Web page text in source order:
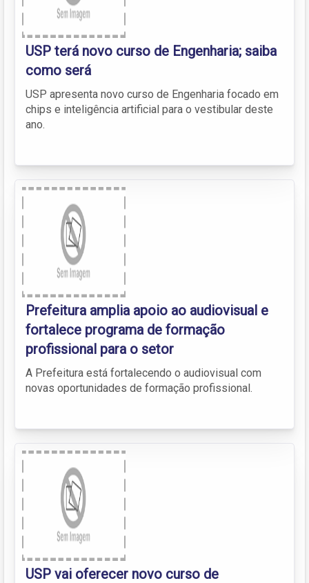
USP terá novo curso de Engenharia; saiba
como será
USP apresenta novo curso de Engenharia focado em
chips e inteligência artificial para o vestibular deste
ano.
Prefeitura amplia apoio ao audiovisual e
fortalece programa de formação
profissional para o setor
A Prefeitura está fortalecendo o audiovisual com
novas oportunidades de formação profissional.
USP vai oferecer novo curso de